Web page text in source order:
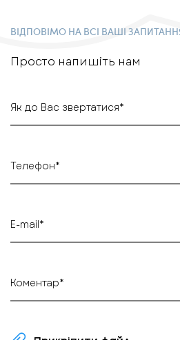
ВІДПОВІМО НА ВСІ ВАШІ
Просто напишіть нам
Як до Вас звертатися*
Телефон*
E-mail*
Коментар*